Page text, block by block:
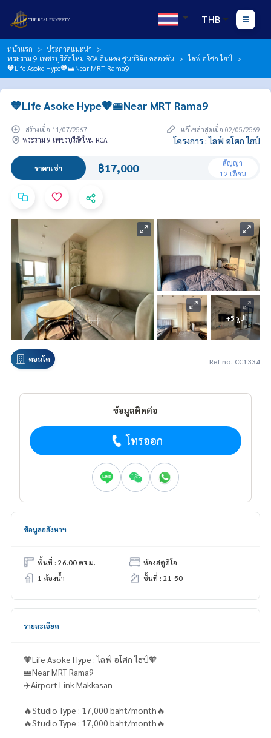
THB
หน้าแรก
ประกาศแนะนำ
พระราม 9 เพชรบุรีตัดใหม่ RCA ดินแดง ศูนย์วิจัย คลองตัน
ไลฟ์ อโศก ไฮป์
🧡Life Asoke Hype🧡🚝Near MRT Rama9
🧡Life Asoke Hype🧡🚝Near MRT Rama9
สร้างเมื่อ 11/07/2567
แก้ไขล่าสุดเมื่อ 02/05/2569
พระราม 9 เพชรบุรีตัดใหม่ RCA
โครงการ : ไลฟ์ อโศก ไฮป์
ราคาเช่า ฿17,000
สัญญา
12 เดือน
+5 รูป
คอนโด Ref no. CC1334
ข้อมูลติดต่อ
โทรออก
ข้อมูลอสังหาฯ
พื้นที่ : 26.00 ตร.ม.
ห้องสตูดิโอ
1 ห้องน้ำ
ชั้นที่ : 21-50
รายละเอียด
🧡Life Asoke Hype : ไลฟ์ อโศก ไฮป์🧡
🚝Near MRT Rama9
✈️Airport Link Makkasan
🔥Studio Type : 17,000 baht/month🔥
🔥Studio Type : 17,000 baht/month🔥